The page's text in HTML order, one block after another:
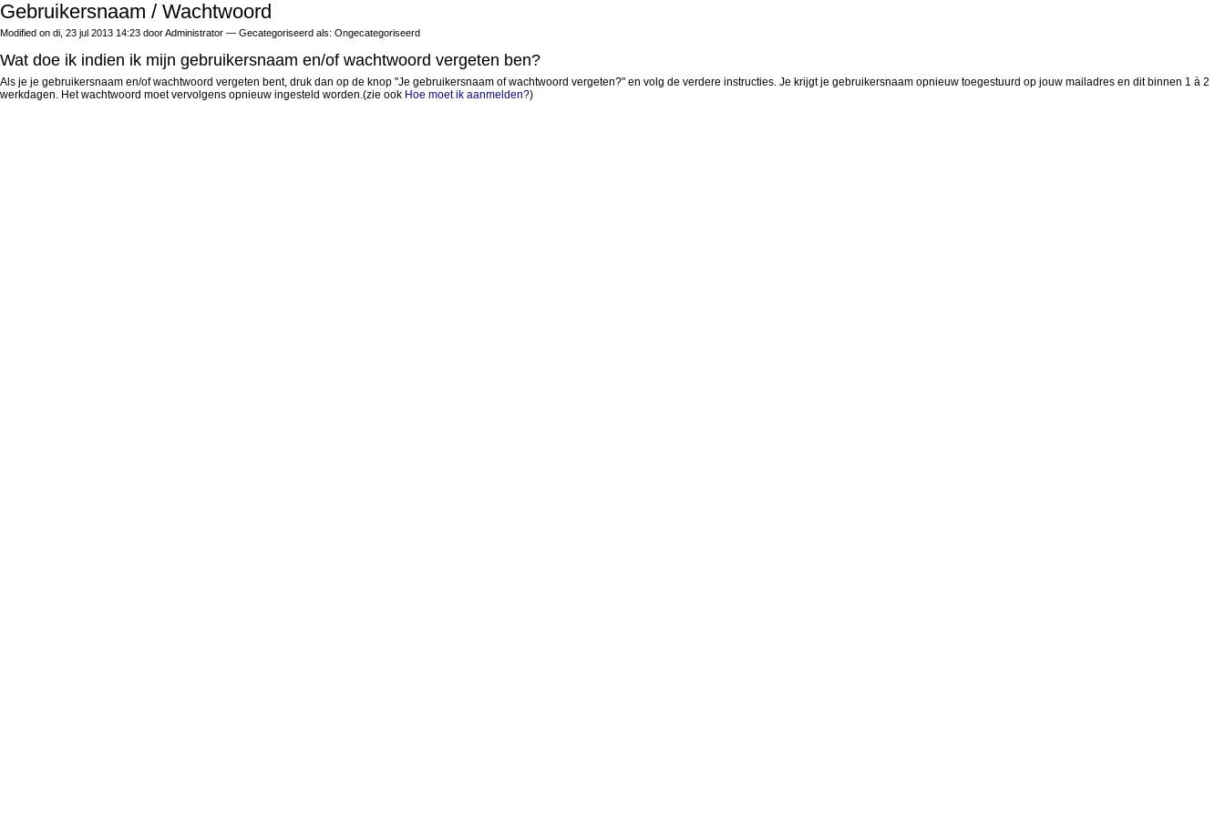
Gebruikersnaam / Wachtwoord
Modified on di, 23 jul 2013 14:23 door Administrator — Gecategoriseerd als: Ongecategoriseerd
Wat doe ik indien ik mijn gebruikersnaam en/of wachtwoord vergeten ben?
Als je je gebruikersnaam en/of wachtwoord vergeten bent, druk dan op de knop "Je gebruikersnaam of wachtwoord vergeten?" en volg de verdere instructies. Je krijgt je gebruikersnaam opnieuw toegestuurd op jouw mailadres en dit binnen 1 à 2
werkdagen. Het wachtwoord moet vervolgens opnieuw ingesteld worden.(zie ook Hoe moet ik aanmelden?)